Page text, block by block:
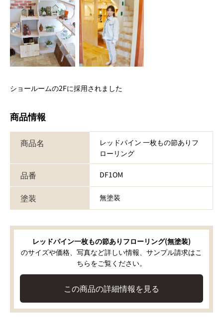
ショールームの2Fに採用されました
商品情報
商品名
レッドパイン 一枚もの節ありフ
ローリング
品番 DF1OM
塗装 無塗装
レッドパイン一枚もの節ありフローリング(無塗装)
のサイズや価格、写真など詳しい情報、サンプル請求はこ
ちらをご覧ください。
この商品の詳細情報を見る